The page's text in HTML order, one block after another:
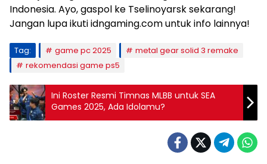
Indonesia. Ayo, gaspol ke Tselinoyarsk sekarang!
Jangan lupa ikuti idngaming.com untuk info lainnya!
Tag: game pc 2025
metal gear solid 3 remake
rekomendasi game ps5
Ini Roster Resmi Timnas MLBB untuk SEA
Games 2025, Ada Idolamu?